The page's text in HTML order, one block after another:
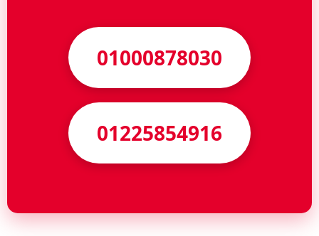
01000878030
01225854916